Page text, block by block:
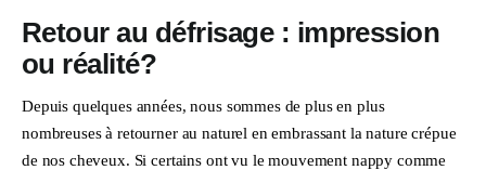
Retour au défrisage : impression
ou réalité?
Depuis quelques années, nous sommes de plus en plus
nombreuses à retourner au naturel en embrassant la nature crépue
de nos cheveux. Si certains ont vu le mouvement nappy comme